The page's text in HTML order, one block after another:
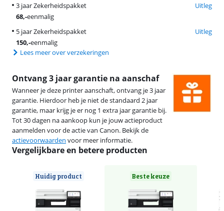
3 jaar Zekerheidspakket
Uitleg
68,-eenmalig
5 jaar Zekerheidspakket
Uitleg
150,-eenmalig
Lees meer over verzekeringen
Ontvang 3 jaar garantie na aanschaf
Wanneer je deze printer aanschaft, ontvang je 3 jaar
garantie. Hierdoor heb je niet de standaard 2 jaar
garantie, maar krijg je er nog 1 extra jaar garantie bij.
Tot 30 dagen na aankoop kun je jouw actieproduct
aanmelden voor de actie van Canon. Bekijk de
actievoorwaarden voor meer informatie.
Vergelijkbare en betere producten
Huidig product Beste keuze